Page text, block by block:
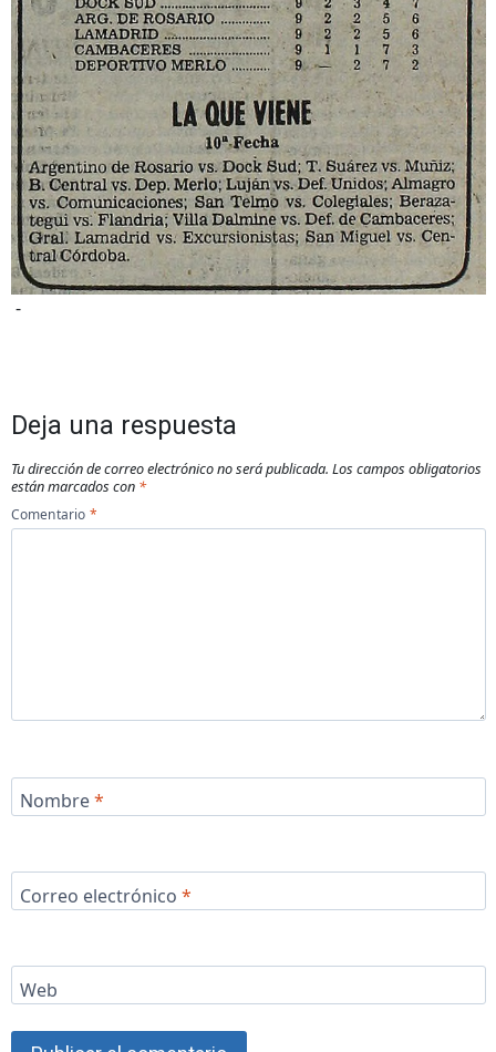
-
Deja una respuesta
Tu dirección de correo electrónico no será publicada. Los campos obligatorios
están marcados con *
Comentario *
Nombre*
Correo electrónico *
Web